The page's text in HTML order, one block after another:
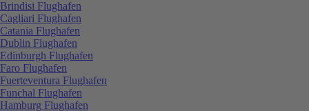
Brindisi Flughafen
Cagliari Flughafen
Catania Flughafen
Dublin Flughafen
Edinburgh Flughafen
Faro Flughafen
Fuerteventura Flughafen
Funchal Flughafen
Hamburg Flughafen